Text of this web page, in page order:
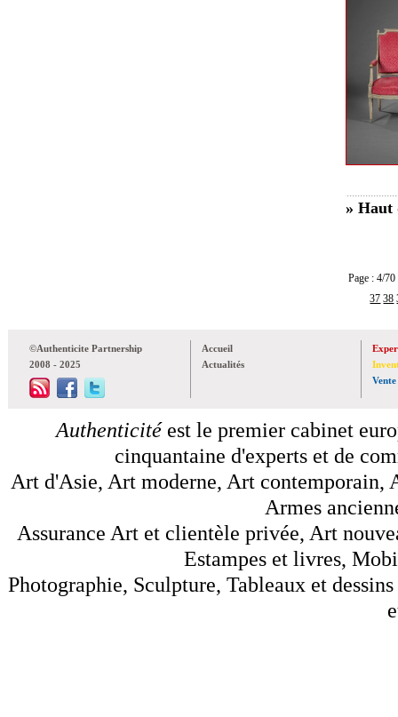
» Haut
Page : 4/
37 38
©Authenticite Partnership
2008 - 2025
Accueil
Actualités
Vente
Authenticitéest le premier cabinet
cinquantaine d'experts et de
Art d'Asie, Art moderne, Art contemporain,
Armes
Assurance Art et clientèle privée, Art
Estampes et livres,
Photographie, Sculpture, Tableaux et